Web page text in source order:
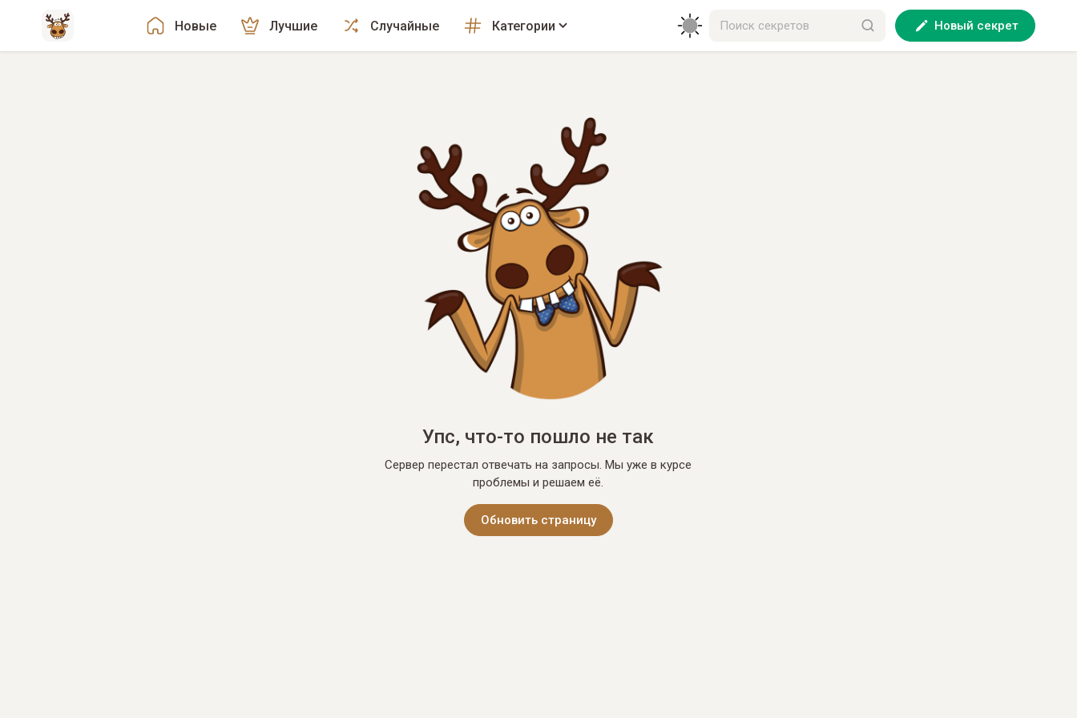
Новые Лучшие Случайные Категории Новый секрет
Упс, что-то пошло не так
Сервер перестал отвечать на запросы. Мы уже в курсе
проблемы и решаем её.
Обновить страницу